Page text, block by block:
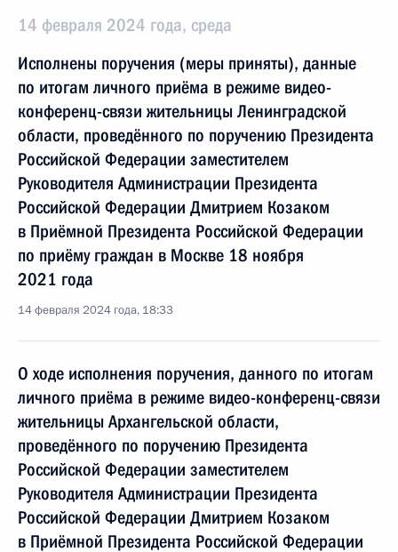
14 февраля 2024 года, среда
Исполнены поручения (меры приняты), данные
по итогам личного приёма в режиме видео-
конференц-связи жительницы Ленинградской
области, проведённого по поручению Президента
Российской Федерации заместителем
Руководителя Администрации Президента
Российской Федерации Дмитрием Козаком
в Приёмной Президента Российской Федерации
по приёму граждан в Москве 18 ноября
2021 года
14 февраля 2024 года, 18:33
О ходе исполнения поручения, данного по итогам
личного приёма в режиме видео-конференц-связи
жительницы Архангельской области,
проведённого по поручению Президента
Российской Федерации заместителем
Руководителя Администрации Президента
Российской Федерации Дмитрием Козаком
в Приёмной Президента Российской Федерации